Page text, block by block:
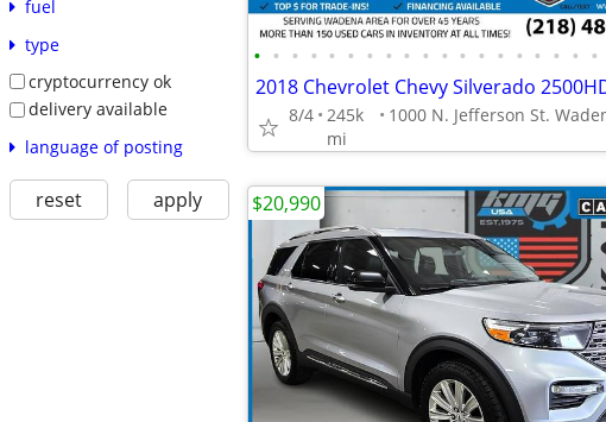
fuel
type
cryptocurrency ok
delivery available
language of posting
reset apply
• • • • • • • • • • • • • • • • • • •
8/4 245k
mi
$20,990